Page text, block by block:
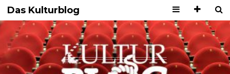
Das Kulturblog